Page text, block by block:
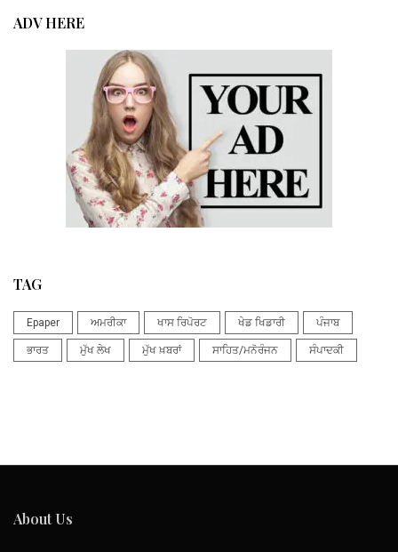
ADV HERE
TAG
Epaper ਅਮਰੀਕਾ ਖਾਸ ਰਿਪੋਰਟ ਖੇਡ ਖਿਡਾਰੀ ਪੰਜਾਬ
ਭਾਰਤ ਮੁੱਖ ਲੇਖ ਮੁੱਖ ਖ਼ਬਰਾਂ ਸਾਹਿਤ/ਮਨੋਰੰਜਨ ਸੰਪਾਦਕੀ
About Us